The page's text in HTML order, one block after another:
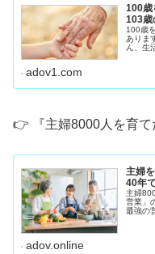
100歳
103歳
100歳
ありま
ん、生
adov1.com
👉 『主婦8000人を育て
主婦
40年
主婦
営業」
最強の
adov.online